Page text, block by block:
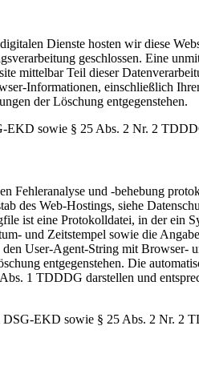
Dienste hosten wir diese
geschlossen. Eine
mittelbar Teil dieser
Informationen, einschließlich
der Löschung entgegenstehen.
EKD sowie § 25 Abs. 2 Nr. 2
Fehleranalyse und -behebung
des Web-Hostings, siehe
ist eine Protokolldatei, in der ein
und Zeitstempel sowie die
User-Agent-String mit Browser-
entgegenstehen. Die
1 TDDDG darstellen und
DSG-EKD sowie § 25 Abs. 2 Nr. 2